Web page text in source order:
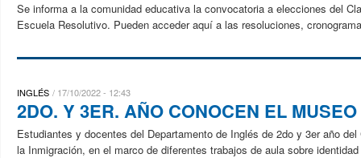
Se informa a la comunidad educativa la convocatoria a elecciones del
Escuela Resolutivo. Pueden acceder aquí a las resoluciones,
INGLÉS 17/10/2022 - 12:43
2DO. Y 3ER. AÑO CONOCEN EL
Estudiantes y docentes del Departamento de Inglés de 2do y 3er año
la Inmigración, en el marco de diferentes trabajos de aula sobre